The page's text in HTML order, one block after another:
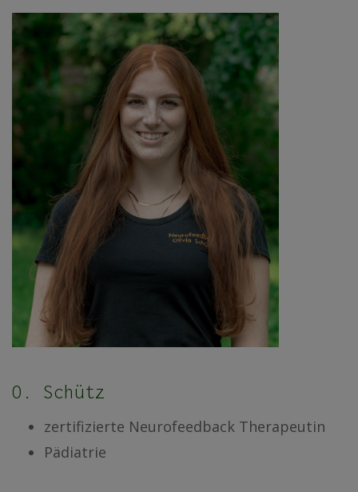
O. Schütz
zertifizierte Neurofeedback Therapeutin
Pädiatrie